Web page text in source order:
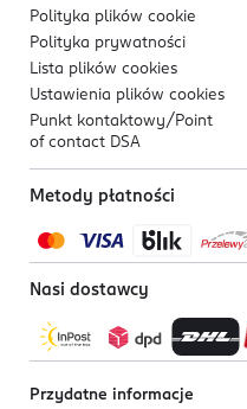
Polityka plików cookie
Polityka prywatności
Lista plików cookies
Ustawienia plików cookies
Punkt kontaktowy/ Point
of contact DSA
Metody płatności
Nasi dostawcy
Przydatne informacje